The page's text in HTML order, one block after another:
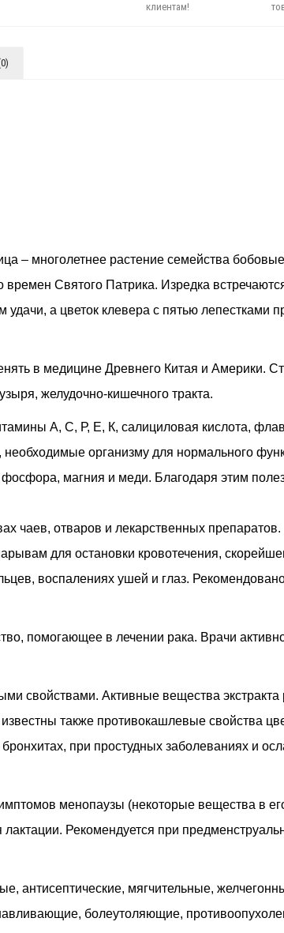
клиентам!
– многолетнее растение семейства
Святого Патрика. Изредка
а цветок клевера с пятью лепестками
в медицине Древнего Китая и Америки.
желудочно-кишечного тракта.
А, С, Р, Е, К, салициловая кислота,
организму для нормального
магния и меди. Благодаря этим
чаев, отваров и лекарственных
для остановки кровотечения,
воспалениях ушей и глаз.
помогающее в лечении рака. Врачи
свойствами. Активные вещества
также противокашлевые свойства
при простудных заболеваниях и
менопаузы (некоторые вещества в
Рекомендуется при
антисептические, мягчительные,
болеутоляющие,